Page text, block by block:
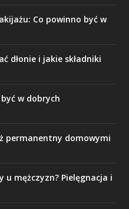
Co powinno być w
dłonie i jakie składniki
w dobrych
permanentny domowymi
u mężczyzn? Pielęgnacja i